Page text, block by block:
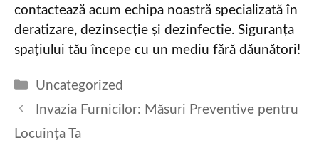
contactează acum echipa noastră specializată în
deratizare, dezinsecție și dezinfectie. Siguranța
spațiului tău începe cu un mediu fără dăunători!
Categories
Uncategorized
Invazia Furnicilor: Măsuri Preventive pentru
Locuința Ta